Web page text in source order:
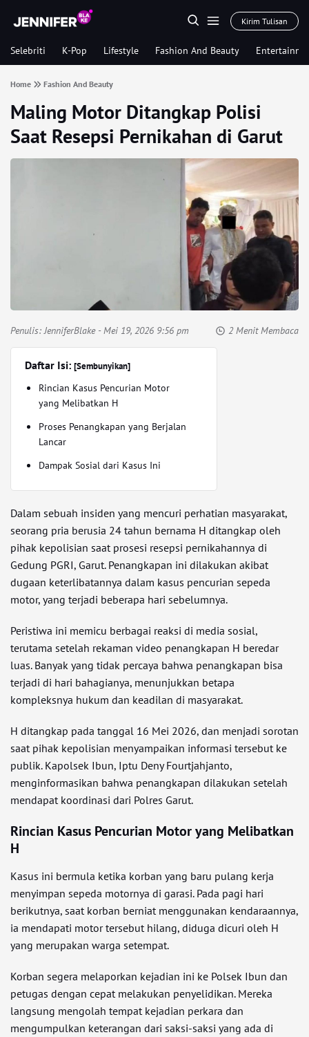
Kirim Tulisan
Selebriti K-Pop Lifestyle Fashion And Beauty
Home Fashion And Beauty
Maling Motor Ditangkap Polisi
Saat Resepsi Pernikahan di Garut
Penulis:JenniferBlake- Mei 19, 2026 9:56 pm 2 Menit Membaca
Daftar Isi: [Sembunyikan]
Rincian Kasus Pencurian Motor
yang Melibatkan H
Proses Penangkapan yang Berjalan
Lancar
Dampak Sosial dari Kasus Ini
Dalam sebuah insiden yang mencuri perhatian masyarakat,
seorang pria berusia 24 tahun bernama H ditangkap oleh
pihak kepolisian saat prosesi resepsi pernikahannya di
Gedung PGRI, Garut. Penangkapan ini dilakukan akibat
dugaan keterlibatannya dalam kasus pencurian sepeda
motor, yang terjadi beberapa hari sebelumnya.
Peristiwa ini memicu berbagai reaksi di media sosial,
terutama setelah rekaman video penangkapan H beredar
luas. Banyak yang tidak percaya bahwa penangkapan bisa
terjadi di hari bahagianya, menunjukkan betapa
kompleksnya hukum dan keadilan di masyarakat.
H ditangkap pada tanggal 16 Mei 2026, dan menjadi sorotan
saat pihak kepolisian menyampaikan informasi tersebut ke
publik. Kapolsek Ibun, Iptu Deny Fourtjahjanto,
menginformasikan bahwa penangkapan dilakukan setelah
mendapat koordinasi dari Polres Garut.
Rincian Kasus Pencurian Motor yang Melibatkan
H
Kasus ini bermula ketika korban yang baru pulang kerja
menyimpan sepeda motornya di garasi. Pada pagi hari
berikutnya, saat korban berniat menggunakan kendaraannya,
ia mendapati motor tersebut hilang, diduga dicuri oleh H
yang merupakan warga setempat.
Korban segera melaporkan kejadian ini ke Polsek Ibun dan
petugas dengan cepat melakukan penyelidikan. Mereka
langsung mengolah tempat kejadian perkara dan
mengumpulkan keterangan dari saksi-saksi yang ada di